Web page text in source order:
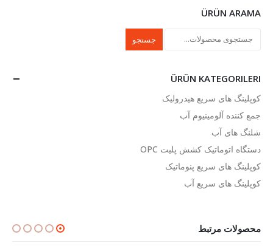
ÜRÜN ARAMA
جستجو
ÜRÜN KATEGORILERI
کوپلینگ های سریع هیدرولیک
جمع کننده آلومینیوم آب
شلنگ های آب
دستگاه اتوماتیک کشش پلیت OPC
کوپلینگ های سریع پنوماتیک
کوپلینگ های سریع آب
محصولات مرتبط